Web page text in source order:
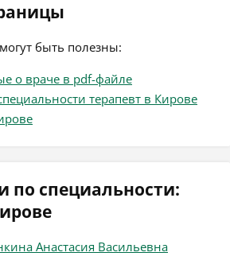
быть полезны:
о враче в pdf-файле
терапевт в Кирове
по специальности:
Анастасия Васильевна